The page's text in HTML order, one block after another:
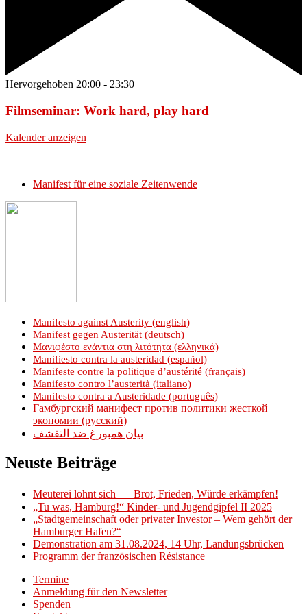
Hervorgehoben 20:00 - 23:30
Filmseminar: Work hard, play hard
Kalender anzeigen
Manifest für eine soziale Zeitenwende
Manifesto against Austerity (english)
Manifest gegen Austerität (deutsch)
Μανιφέστο ενάντια στη λιτότητα (ελληνικά)
Manifiesto contra la austeridad (español)
Manifeste contre la politique d’austérité (français)
Manifesto contro l’austerità (italiano)
Manifesto contra a Austeridade (português)
Гамбургский манифест против политики жесткой
экономии (русский)
بيان همبورغ ضد التقشف
Neuste Beiträge
Meuterei lohnt sich – Brot, Frieden, Würde erkämpfen!
„Tu was, Hamburg!“ Kinder- und Jugendgipfel II 2025
„Stadtgemeinschaft oder privater Investor – Wem gehört der
Hamburger Hafen?“
Demonstration am 31.08.2024, 14 Uhr, Landungsbrücken
Programm der französischen Résistance
Termine
Anmeldung für den Newsletter
Spenden